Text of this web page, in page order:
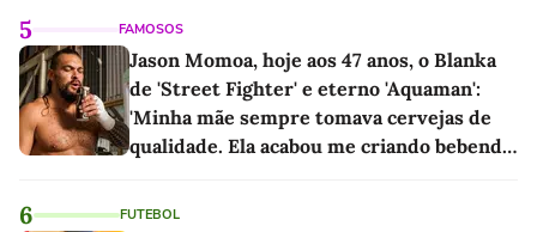
5 FAMOSOS
Jason Momoa, hoje aos 47 anos, o Blanka
de 'Street Fighter' e eterno 'Aquaman':
'Minha mãe sempre tomava cervejas de
qualidade. Ela acabou me criando bebendo
6 FUTEBOL